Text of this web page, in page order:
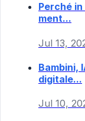
Perché
ment...
Jul 13,
Bambini,
digitale...
Jul 10,